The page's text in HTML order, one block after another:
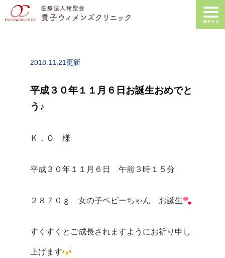
2018.11.21更新
平成３０年１１月６日お誕生おめでと
う♪
Ｋ．Ｏ 様
平成３０年１１月６日 午前３時１５分
２８７０ｇ 女の子ベビーちゃん お誕生
すくすくとご成長されますようにお祈り申し
上げます